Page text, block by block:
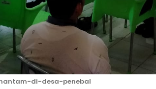
di-desa-penebal